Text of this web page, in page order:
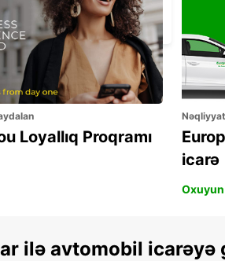
- SPAIN
Loyallıq Proqramı
icarə
ilə avtomobil icarəyə